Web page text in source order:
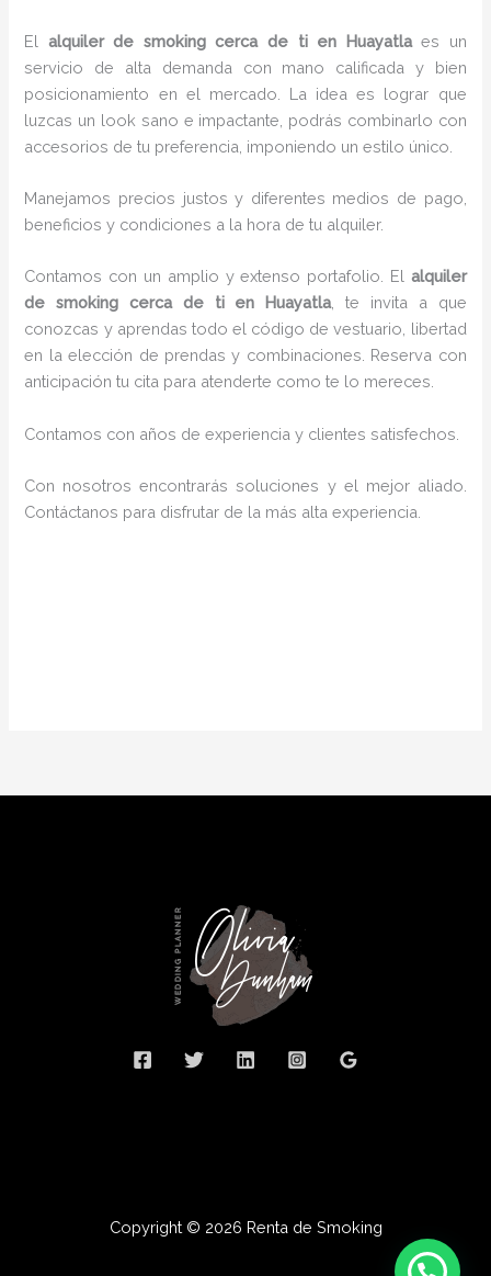
El alquiler de smoking cerca de ti en Huayatlaes un
servicio de alta demanda con mano calificada y bien
posicionamiento en el mercado. La idea es lograr que
luzcas un look sano e impactante, podrás combinarlo con
accesorios de tu preferencia, imponiendo un estilo único.
Manejamos precios justos y diferentes medios de pago,
beneficios y condiciones a la hora de tu alquiler.
Contamos con un amplio y extenso portafolio. El alquiler
de smoking cerca de ti en Huayatla, te invita a que
conozcas y aprendas todo el código de vestuario, libertad
en la elección de prendas y combinaciones. Reserva con
anticipación tu cita para atenderte como te lo mereces.
Contamos con años de experiencia y clientes satisfechos.
Con nosotros encontrarás soluciones y el mejor aliado.
Contáctanos para disfrutar de la más alta experiencia.
Copyright © 2026 Renta de Smoking